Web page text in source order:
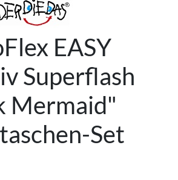
EASY
Superflash
Mermaid"
Set